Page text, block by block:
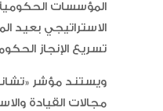
المؤسسات
الاستراتيجي بعيد
تسريع الإنجاز
مجالات القيادة